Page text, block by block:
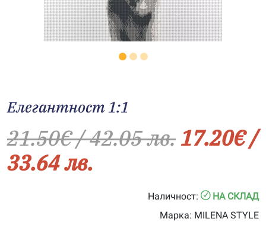
Елегантност 1:1
21.50€/ 42.05 лв.17.20€/
33.64 лв.
Наличност:
НА СКЛАД
Марка: MILENA STYLE